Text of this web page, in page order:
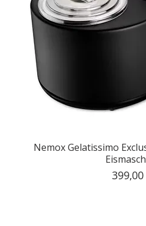
Nemox Gelatissimo
Preis